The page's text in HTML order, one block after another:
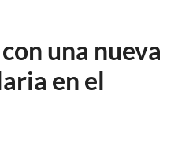
una nueva
en el